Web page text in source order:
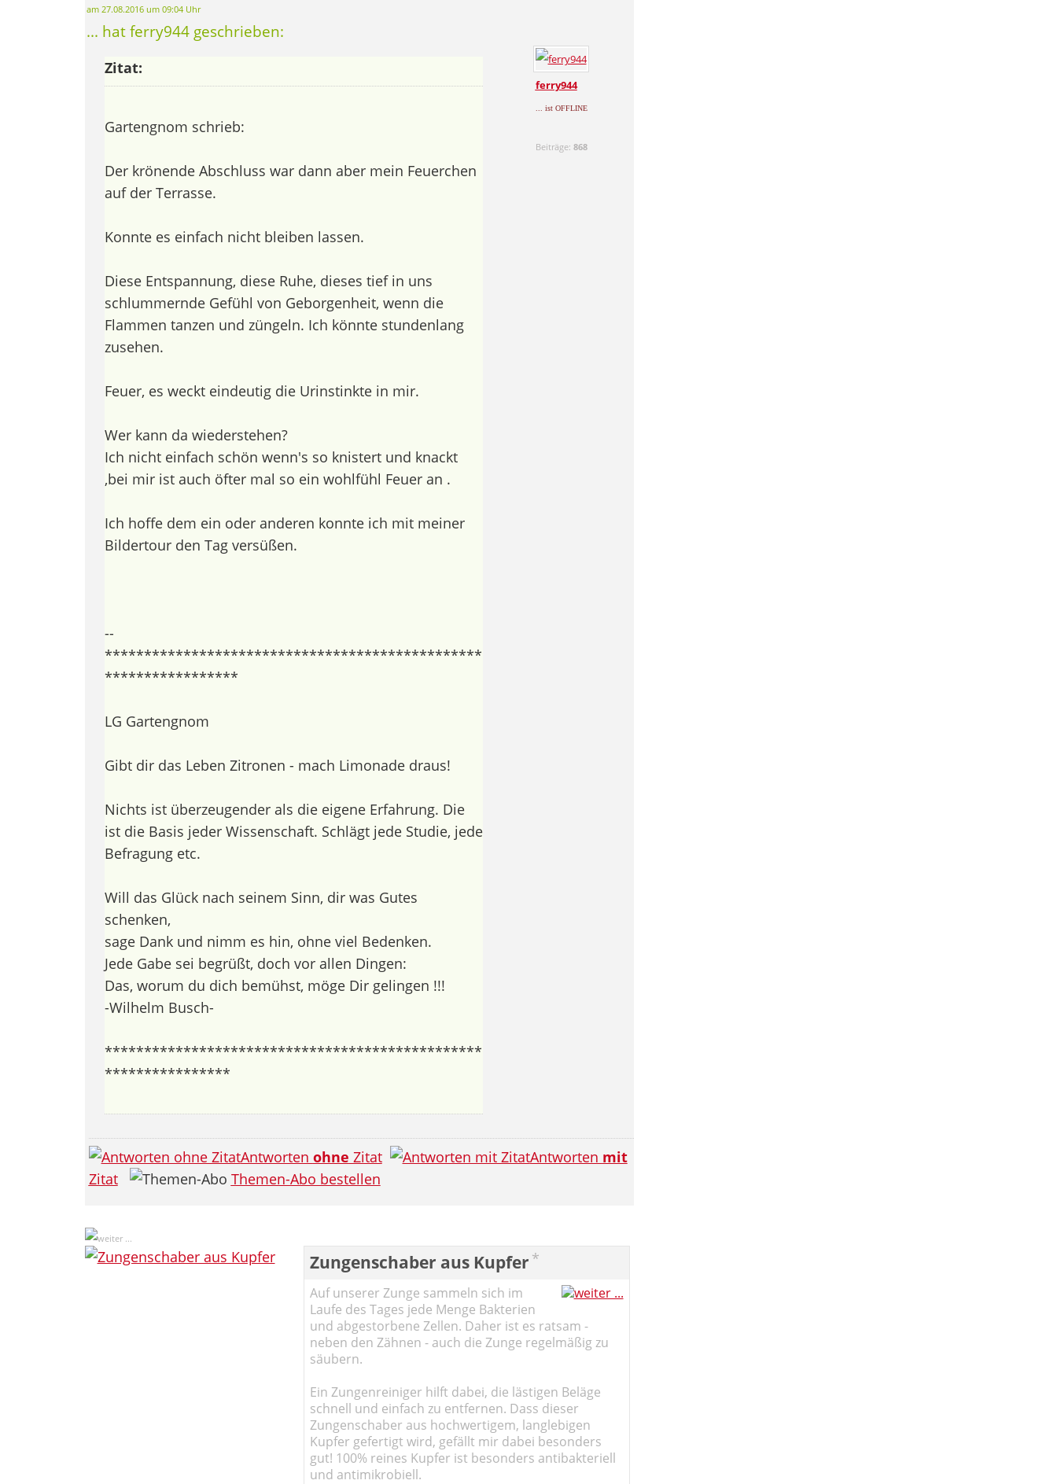
am 27.08.2016 um 09:04 Uhr
... hat ferry944 geschrieben:
ferry944
... ist OFFLINE
Beiträge: 868
Zitat:
Gartengnom schrieb:
Der krönende Abschluss war dann aber mein Feuerchen
auf der Terrasse.
Konnte es einfach nicht bleiben lassen.
Diese Entspannung, diese Ruhe, dieses tief in uns
schlummernde Gefühl von Geborgenheit, wenn die
Flammen tanzen und züngeln. Ich könnte stundenlang
zusehen.
Feuer, es weckt eindeutig die Urinstinkte in mir.
Wer kann da wiederstehen?
Ich nicht einfach schön wenn's so knistert und knackt
,bei mir ist auch öfter mal so ein wohlfühl Feuer an .
Ich hoffe dem ein oder anderen konnte ich mit meiner
Bildertour den Tag versüßen.
--
************************************************
*****************
LG Gartengnom
Gibt dir das Leben Zitronen - mach Limonade draus!
Nichts ist überzeugender als die eigene Erfahrung. Die
ist die Basis jeder Wissenschaft. Schlägt jede Studie, jede
Befragung etc.
Will das Glück nach seinem Sinn, dir was Gutes
schenken,
sage Dank und nimm es hin, ohne viel Bedenken.
Jede Gabe sei begrüßt, doch vor allen Dingen:
Das, worum du dich bemühst, möge Dir gelingen !!!
-Wilhelm Busch-
************************************************
****************
Antworten ohne Zitat Antworten mit
Zitat
Themen-Abo bestellen
Zungenschaber aus Kupfer *
Auf unserer Zunge sammeln sich im
Laufe des Tages jede Menge Bakterien
und abgestorbene Zellen. Daher ist es ratsam -
neben den Zähnen - auch die Zunge regelmäßig zu
säubern.
Ein Zungenreiniger hilft dabei, die lästigen Beläge
schnell und einfach zu entfernen. Dass dieser
Zungenschaber aus hochwertigem, langlebigen
Kupfer gefertigt wird, gefällt mir dabei besonders
gut! 100% reines Kupfer ist besonders antibakteriell
und antimikrobiell.